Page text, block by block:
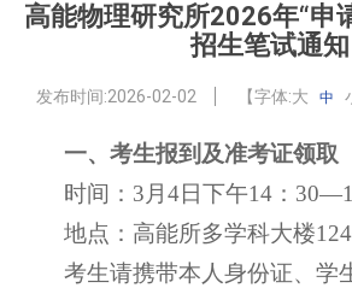
高能物理研究所2026年“申
招生笔试通知
发布时间:2026-02-02 【字体:大 中
一、考生报到及准考证领取
时间：3月4日下午14：
地点：高能所多学科大楼
考生请携带本人身份证、学